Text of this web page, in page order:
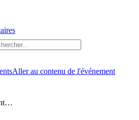
Aller au contenu de l'événement